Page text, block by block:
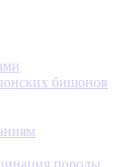
бишонов
породы